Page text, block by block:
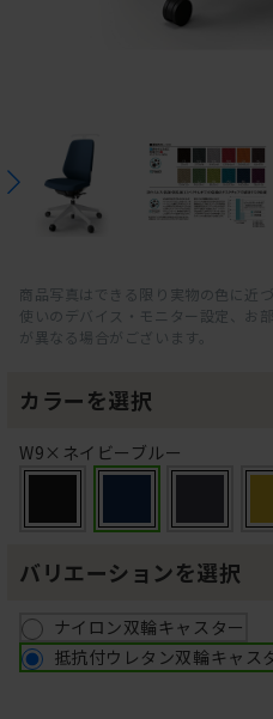
商品写真はできる限り実物の色に近
使いのデバイス・モニター設定、お
が異なる場合がございます。
カラーを選択
W9×ネイビーブルー
バリエーションを選択
ナイロン双輪キャスター
抵抗付ウレタン双輪キャス